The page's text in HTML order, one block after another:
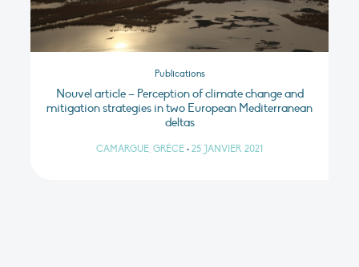
Publications
Nouvel article – Perception of climate change and
mitigation strategies in two European Mediterranean
deltas
CAMARGUE, GRÈCE • 25 JANVIER 2021